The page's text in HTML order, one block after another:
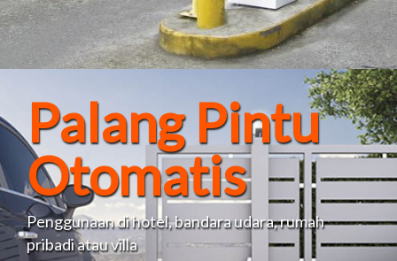
Palang Pintu
Otomatis
Penggunaan di hotel, bandara udara, rumah
pribadi atau villa